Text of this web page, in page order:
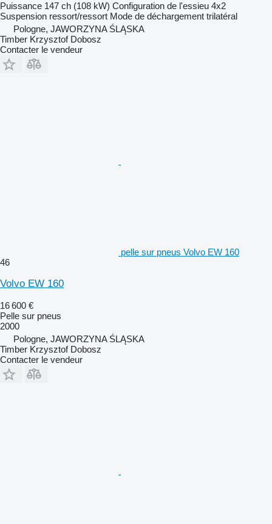
Puissance 147 ch (108 kW) Configuration de l'essieu 4x2
Suspension ressort/ressort Mode de déchargement trilatéral
Pologne, JAWORZYNA ŚLĄSKA
Timber Krzysztof Dobosz
Contacter le vendeur
pelle sur pneus Volvo EW 160
46
Volvo EW 160
16 600 €
Pelle sur pneus
2000
Pologne, JAWORZYNA ŚLĄSKA
Timber Krzysztof Dobosz
Contacter le vendeur